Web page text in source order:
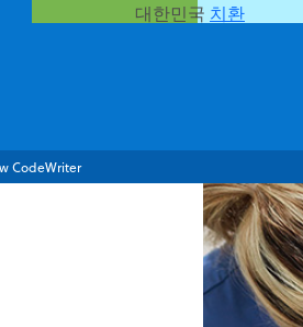
대한민국 치환
CodeWriter